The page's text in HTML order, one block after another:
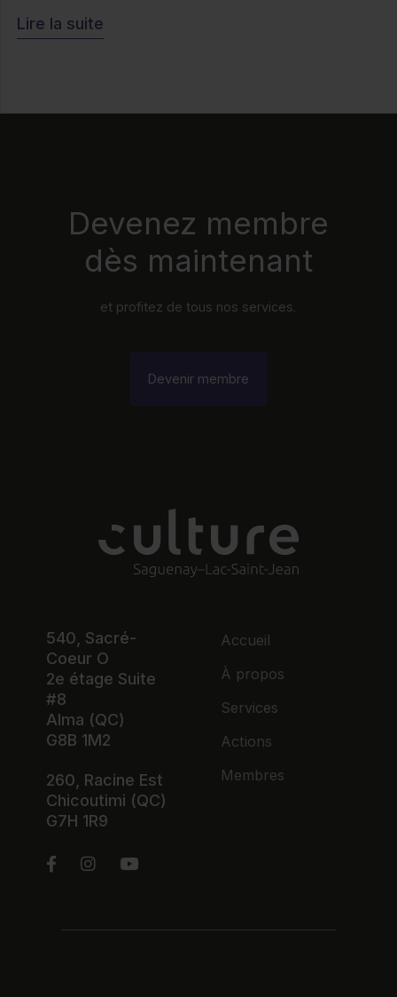
Lire la suite
Devenez membre
dès maintenant
et profitez de tous nos services.
Devenir membre
540, Sacré-
Coeur O
2e étage Suite
#8
Alma (QC)
G8B 1M2
260, Racine Est
Chicoutimi (QC)
G7H 1R9
Accueil
À propos
Services
Actions
Membres